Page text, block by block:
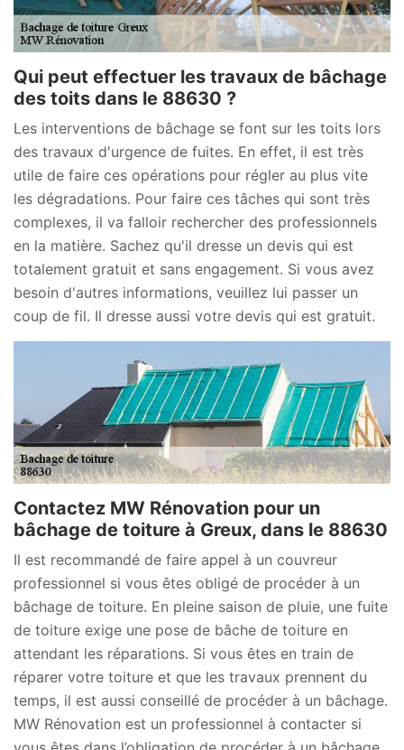
Qui peut effectuer les travaux de bâchage
des toits dans le 88630 ?
Les interventions de bâchage se font sur les toits lors
des travaux d'urgence de fuites. En effet, il est très
utile de faire ces opérations pour régler au plus vite
les dégradations. Pour faire ces tâches qui sont très
complexes, il va falloir rechercher des professionnels
en la matière. Sachez qu'il dresse un devis qui est
totalement gratuit et sans engagement. Si vous avez
besoin d'autres informations, veuillez lui passer un
coup de fil. Il dresse aussi votre devis qui est gratuit.
Contactez MW Rénovation pour un
bâchage de toiture à Greux, dans le 88630
Il est recommandé de faire appel à un couvreur
professionnel si vous êtes obligé de procéder à un
bâchage de toiture. En pleine saison de pluie, une fuite
de toiture exige une pose de bâche de toiture en
attendant les réparations. Si vous êtes en train de
réparer votre toiture et que les travaux prennent du
temps, il est aussi conseillé de procéder à un bâchage.
MW Rénovation est un professionnel à contacter si